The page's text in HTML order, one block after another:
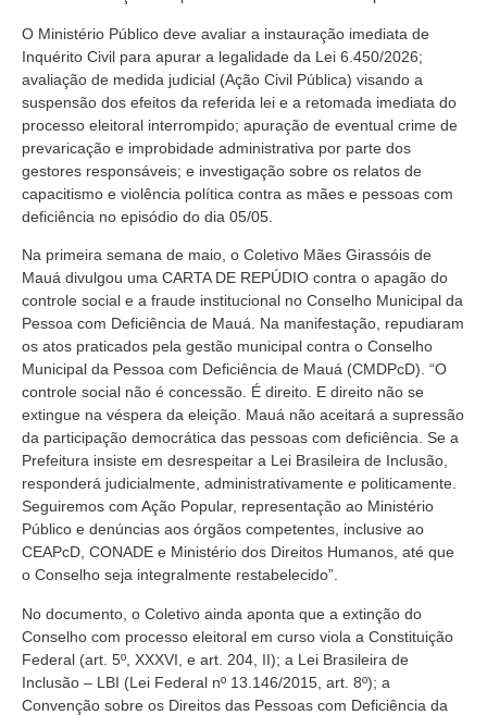
O Ministério Público deve avaliar a instauração imediata de
Inquérito Civil para apurar a legalidade da Lei 6.450/2026;
avaliação de medida judicial (Ação Civil Pública) visando a
suspensão dos efeitos da referida lei e a retomada imediata do
processo eleitoral interrompido; apuração de eventual crime de
prevaricação e improbidade administrativa por parte dos
gestores responsáveis; e investigação sobre os relatos de
capacitismo e violência política contra as mães e pessoas com
deficiência no episódio do dia 05/05.
Na primeira semana de maio, o Coletivo Mães Girassóis de
Mauá divulgou uma CARTA DE REPÚDIO contra o apagão do
controle social e a fraude institucional no Conselho Municipal da
Pessoa com Deficiência de Mauá. Na manifestação, repudiaram
os atos praticados pela gestão municipal contra o Conselho
Municipal da Pessoa com Deficiência de Mauá (CMDPcD). “O
controle social não é concessão. É direito. E direito não se
extingue na véspera da eleição. Mauá não aceitará a supressão
da participação democrática das pessoas com deficiência. Se a
Prefeitura insiste em desrespeitar a Lei Brasileira de Inclusão,
responderá judicialmente, administrativamente e politicamente.
Seguiremos com Ação Popular, representação ao Ministério
Público e denúncias aos órgãos competentes, inclusive ao
CEAPcD, CONADE e Ministério dos Direitos Humanos, até que
o Conselho seja integralmente restabelecido”.
No documento, o Coletivo ainda aponta que a extinção do
Conselho com processo eleitoral em curso viola a Constituição
Federal (art. 5º, XXXVI, e art. 204, II); a Lei Brasileira de
Inclusão – LBI (Lei Federal nº 13.146/2015, art. 8º); a
Convenção sobre os Direitos das Pessoas com Deficiência da